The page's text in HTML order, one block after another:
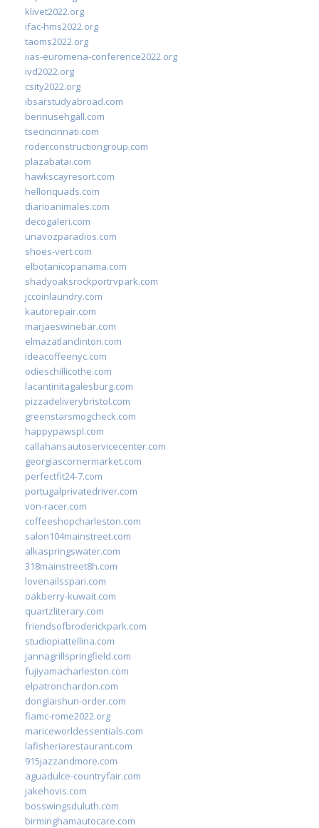
klivet2022.org
ifac-hms2022.org
taoms2022.org
iias-euromena-conference2022.org
ivd2022.org
csity2022.org
ibsarstudyabroad.com
bennusehgall.com
tsecincinnati.com
roderconstructiongroup.com
plazabatai.com
hawkscayresort.com
hellonquads.com
diarioanimales.com
decogaleri.com
unavozparadios.com
shoes-vert.com
elbotanicopanama.com
shadyoaksrockportrvpark.com
jccoinlaundry.com
kautorepair.com
marjaeswinebar.com
elmazatlanclinton.com
ideacoffeenyc.com
odieschillicothe.com
lacantinitagalesburg.com
pizzadeliverybristol.com
greenstarsmogcheck.com
happypawspl.com
callahansautoservicecenter.com
georgiascornermarket.com
perfectfit24-7.com
portugalprivatedriver.com
von-racer.com
coffeeshopcharleston.com
salon104mainstreet.com
alkaspringswater.com
318mainstreet8h.com
lovenailsspari.com
oakberry-kuwait.com
quartzliterary.com
friendsofbroderickpark.com
studiopiattellina.com
jannagrillspringfield.com
fujiyamacharleston.com
elpatronchardon.com
donglaishun-order.com
fiamc-rome2022.org
mariceworldessentials.com
lafisheriarestaurant.com
915jazzandmore.com
aguadulce-countryfair.com
jakehovis.com
bosswingsduluth.com
birminghamautocare.com